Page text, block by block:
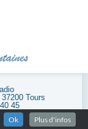
Tours
45
Ok Plus d'infos